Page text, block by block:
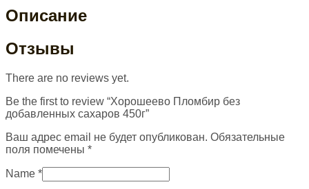
Описание
Отзывы
There are no reviews yet.
Be the first to review “Хорошеево Пломбир без
добавленных сахаров 450г”
Ваш адрес email не будет опубликован. Обязательные
поля помечены *
Name *